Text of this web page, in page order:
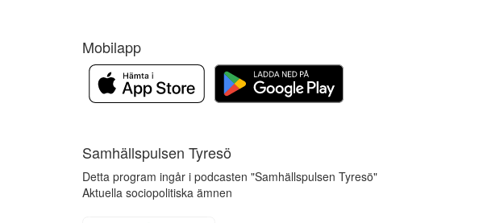
Mobilapp
Samhällspulsen Tyresö
Detta program ingår i podcasten "Samhällspulsen Tyresö"
Aktuella sociopolitiska ämnen